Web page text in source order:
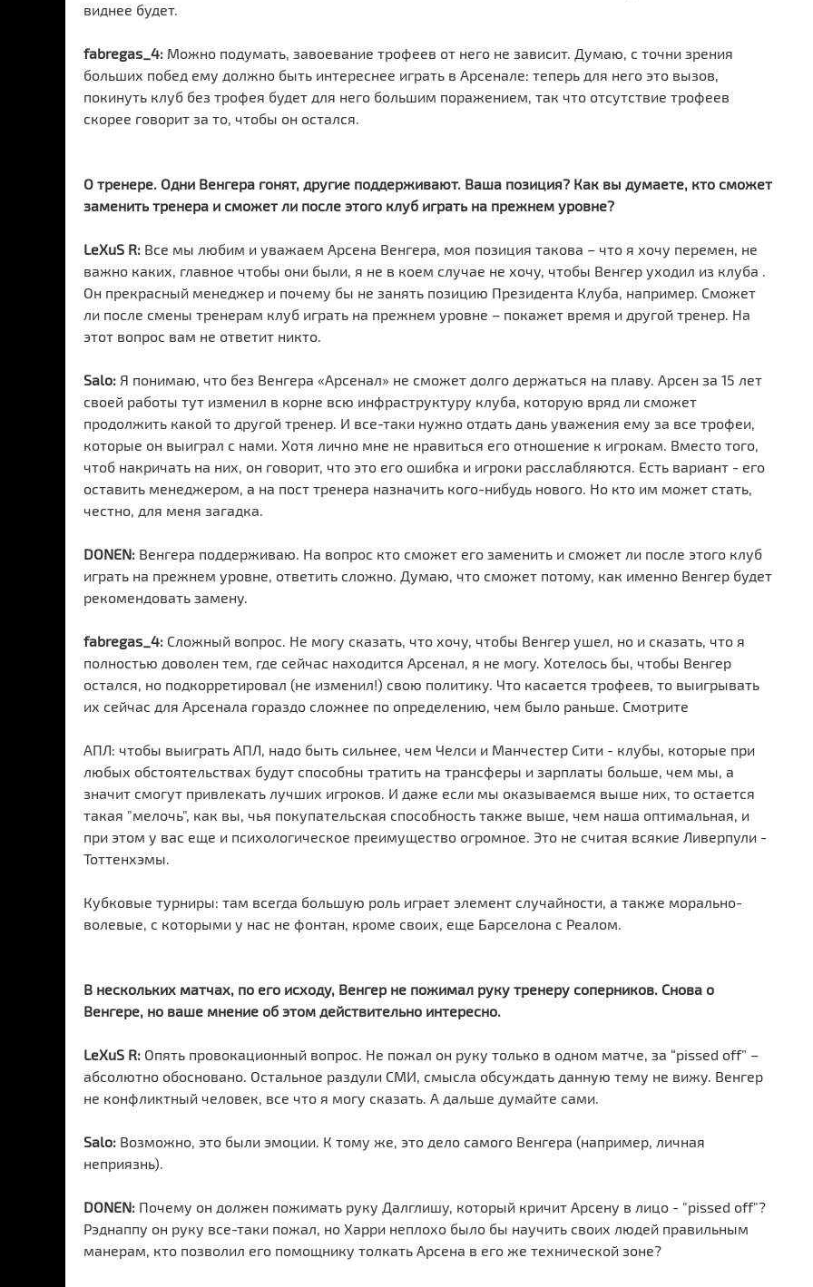
виднее будет.
fabregas_4:Можно подумать, завоевание трофеев от него не зависит. Думаю, с точни зрения
больших побед ему должно быть интереснее играть в Арсенале: теперь для него это вызов,
покинуть клуб без трофея будет для него большим поражением, так что отсутствие трофеев
скорее говорит за то, чтобы он остался.
О тренере. Одни Венгера гонят, другие поддерживают. Ваша позиция? Как вы думаете, кто сможет
заменить тренера и сможет ли после этого клуб играть на прежнем уровне?
LeXuS R:Все мы любим и уважаем Арсена Венгера, моя позиция такова – что я хочу перемен, не
важно каких, главное чтобы они были, я не в коем случае не хочу, чтобы Венгер уходил из клуба .
Он прекрасный менеджер и почему бы не занять позицию Президента Клуба, например. Сможет
ли после смены тренерам клуб играть на прежнем уровне – покажет время и другой тренер. На
этот вопрос вам не ответит никто.
Salo:Я понимаю, что без Венгера «Арсенал» не сможет долго держаться на плаву. Арсен за 15 лет
своей работы тут изменил в корне всю инфраструктуру клуба, которую вряд ли сможет
продолжить какой то другой тренер. И все-таки нужно отдать дань уважения ему за все трофеи,
которые он выиграл с нами. Хотя лично мне не нравиться его отношение к игрокам. Вместо того,
чтоб накричать на них, он говорит, что это его ошибка и игроки расслабляются. Есть вариант - его
оставить менеджером, а на пост тренера назначить кого-нибудь нового. Но кто им может стать,
честно, для меня загадка.
DONEN:Венгера поддерживаю. На вопрос кто сможет его заменить и сможет ли после этого клуб
играть на прежнем уровне, ответить сложно. Думаю, что сможет потому, как именно Венгер будет
рекомендовать замену.
fabregas_4:Сложный вопрос. Не могу сказать, что хочу, чтобы Венгер ушел, но и сказать, что я
полностью доволен тем, где сейчас находится Арсенал, я не могу. Хотелось бы, чтобы Венгер
остался, но подкорретировал (не изменил!) свою политику. Что касается трофеев, то выигрывать
их сейчас для Арсенала гораздо сложнее по определению, чем было раньше. Смотрите
АПЛ: чтобы выиграть АПЛ, надо быть сильнее, чем Челси и Манчестер Сити - клубы, которые при
любых обстоятельствах будут способны тратить на трансферы и зарплаты больше, чем мы, а
значит смогут привлекать лучших игроков. И даже если мы оказываемся выше них, то остается
такая "мелочь", как вы, чья покупательская способность также выше, чем наша оптимальная, и
при этом у вас еще и психологическое преимущество огромное. Это не считая всякие Ливерпули -
Тоттенхэмы.
Кубковые турниры: там всегда большую роль играет элемент случайности, а также морально-
волевые, с которыми у нас не фонтан, кроме своих, еще Барселона с Реалом.
В нескольких матчах, по его исходу, Венгер не пожимал руку тренеру соперников. Снова о
Венгере, но ваше мнение об этом действительно интересно.
LeXuS R:Опять провокационный вопрос. Не пожал он руку только в одном матче, за “pissed off” –
абсолютно обосновано. Остальное раздули СМИ, смысла обсуждать данную тему не вижу. Венгер
не конфликтный человек, все что я могу сказать. А дальше думайте сами.
Salo:Возможно, это были эмоции. К тому же, это дело самого Венгера (например, личная
неприязнь).
DONEN:Почему он должен пожимать руку Далглишу, который кричит Арсену в лицо - "pissed off"?
Рэднаппу он руку все-таки пожал, но Харри неплохо было бы научить своих людей правильным
манерам, кто позволил его помощнику толкать Арсена в его же технической зоне?